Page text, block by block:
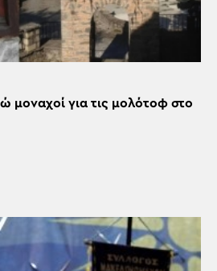
μοναχοί για τις μολότοφ στο